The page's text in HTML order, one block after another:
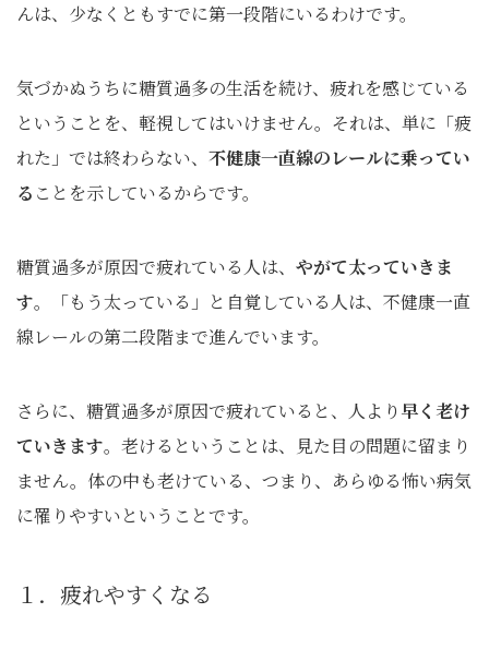
んは、少なくともすでに第一段階にいるわけです。
気づかぬうちに糖質過多の生活を続け、疲れを感じている
ということを、軽視してはいけません。それは、単に「疲
れた」では終わらない、 不健康一直線のレールに乗ってい
る ことを示しているからです。
糖質過多が原因で疲れている人は、 やがて太っていきま
す。「もう太っている」と自覚している人は、不健康一直
線レールの第二段階まで進んでいます。
さらに、糖質過多が原因で疲れていると、人より 早く老け
ていきます。老けるということは、見た目の問題に留まり
ません。体の中も老けている、つまり、あらゆる怖い病気
に罹りやすいということです。
１．疲れやすくなる